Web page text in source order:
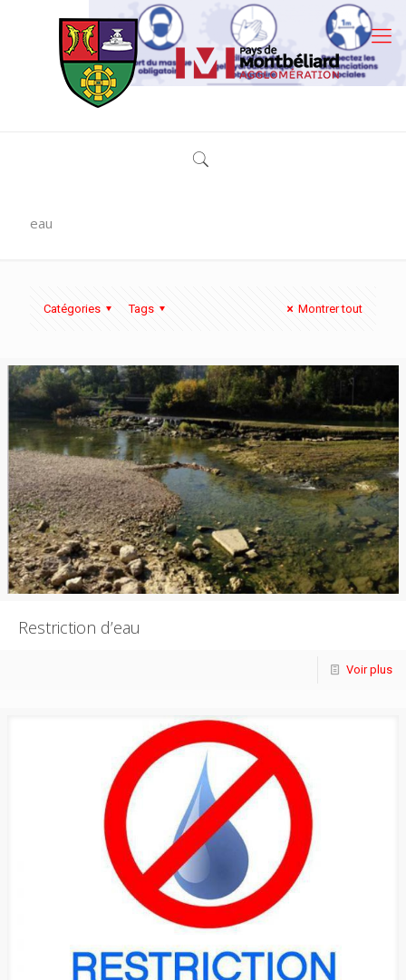
eau
Catégories Tags Montrer tout
Restriction d’eau
Voir plus